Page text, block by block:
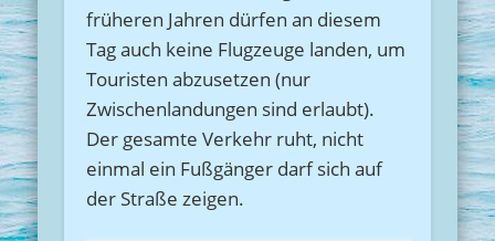
früheren Jahren dürfen an diesem
Tag auch keine Flugzeuge landen, um
Touristen abzusetzen (nur
Zwischenlandungen sind erlaubt).
Der gesamte Verkehr ruht, nicht
einmal ein Fußgänger darf sich auf
der Straße zeigen.